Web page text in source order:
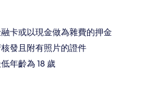
卡或以現金做為雜費的押金
發且附有照片的證件
年齡為 18 歲